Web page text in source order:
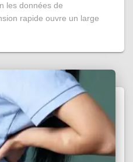
les données de
rapide ouvre un large